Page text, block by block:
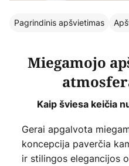
Pagrindinis apšvietimas
Miegamojo
Kaip šviesa keičia
Gerai apgalvota
koncepcija paverčia
ir stilingos elegancijos